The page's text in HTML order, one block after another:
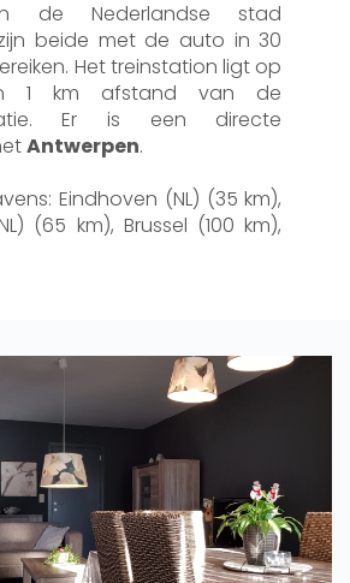
de Nederlandse stad
beide met de auto in 30
Het treinstation ligt op
1 km afstand van de
Er is een directe
Antwerpen.
Eindhoven (NL) (35 km),
(65 km), Brussel (100 km),